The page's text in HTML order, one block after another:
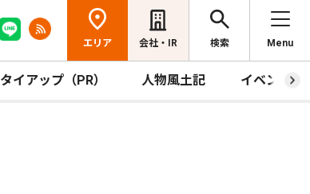
エリア 会社・IR 検索 Menu
タイアップ（PR） 人物風土記 イベント